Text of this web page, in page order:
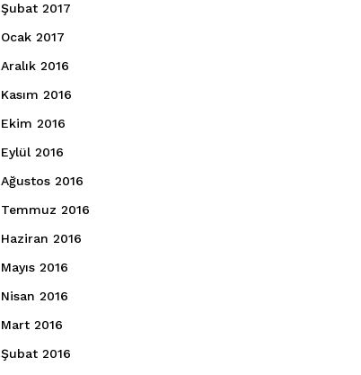
Şubat 2017
Ocak 2017
Aralık 2016
Kasım 2016
Ekim 2016
Eylül 2016
Ağustos 2016
Temmuz 2016
Haziran 2016
Mayıs 2016
Nisan 2016
Mart 2016
Şubat 2016